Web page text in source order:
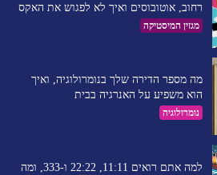
רחוב, אוטובוסים ואיך לא לפגוש את האקס
מגזין המיסטיקה
מה מספר הדירה שלך בנומרולוגיה, ואיך
הוא משפיע על האנרגיה בבית
נומרולוגיה
למה אתם רואים 11:11, 22:22 ו-333, ומה